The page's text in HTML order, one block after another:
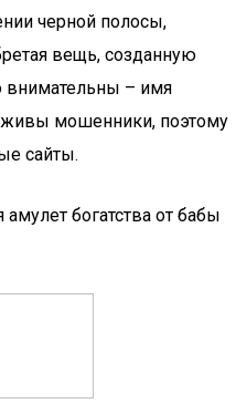
черной полосы,
вещь, созданную
внимательны – имя
мошенники, поэтому
сайты.
богатства от бабы